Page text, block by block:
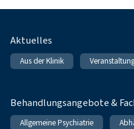
Fußnavigation
Aktuelles
Aus der Klinik
Behandlungsangebote &
Allgemeine Psychiatrie